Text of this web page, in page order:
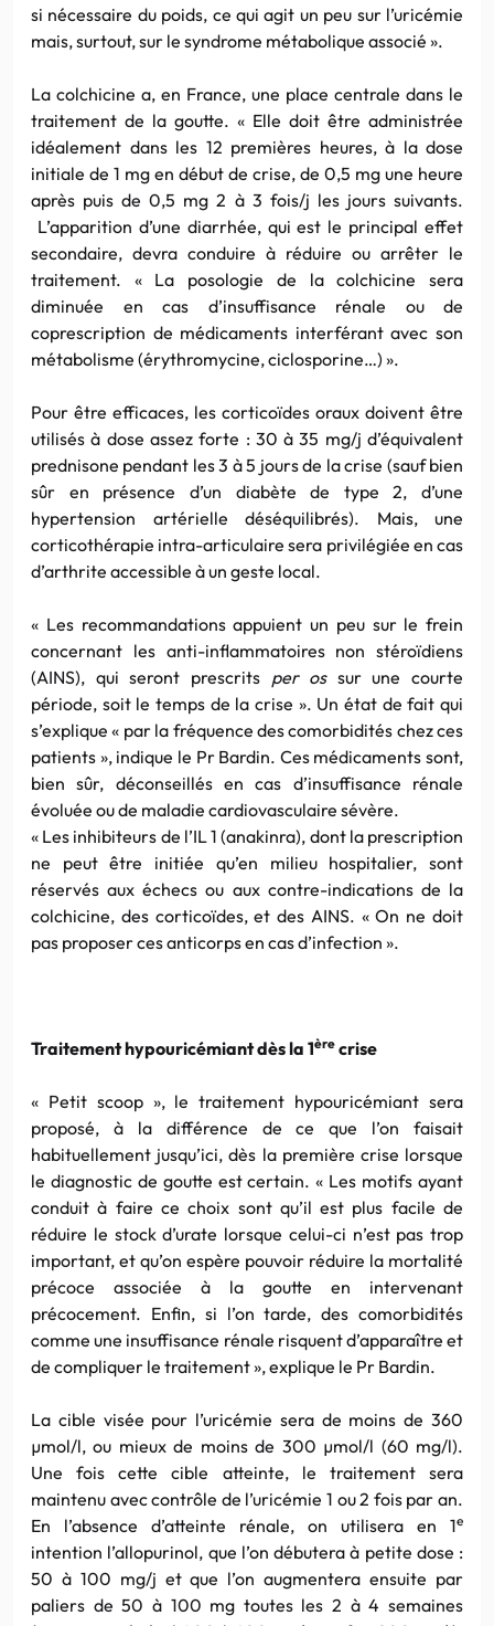
si nécessaire du poids, ce qui agit un peu sur l’uricémie
mais, surtout, sur le syndrome métabolique associé ».
La colchicine a, en France, une place centrale dans le
traitement de la goutte. « Elle doit être administrée
idéalement dans les 12 premières heures, à la dose
initiale de 1 mg en début de crise, de 0,5 mg une heure
après puis de 0,5 mg 2 à 3 fois/j les jours suivants.
L’apparition d’une diarrhée, qui est le principal effet
secondaire, devra conduire à réduire ou arrêter le
traitement. « La posologie de la colchicine sera
diminuée en cas d’insuffisance rénale ou de
coprescription de médicaments interférant avec son
métabolisme (érythromycine, ciclosporine…) ».
Pour être efficaces, les corticoïdes oraux doivent être
utilisés à dose assez forte : 30 à 35 mg/j d’équivalent
prednisone pendant les 3 à 5 jours de la crise (sauf bien
sûr en présence d’un diabète de type 2, d’une
hypertension artérielle déséquilibrés). Mais, une
corticothérapie intra-articulaire sera privilégiée en cas
d’arthrite accessible à un geste local.
« Les recommandations appuient un peu sur le frein
concernant les anti-inflammatoires non stéroïdiens
(AINS), qui seront prescrits per ossur une courte
période, soit le temps de la crise ». Un état de fait qui
s’explique « par la fréquence des comorbidités chez ces
patients », indique le Pr Bardin. Ces médicaments sont,
bien sûr, déconseillés en cas d’insuffisance rénale
évoluée ou de maladie cardiovasculaire sévère.
« Les inhibiteurs de l’IL 1 (anakinra), dont la prescription
ne peut être initiée qu’en milieu hospitalier, sont
réservés aux échecs ou aux contre-indications de la
colchicine, des corticoïdes, et des AINS. « On ne doit
pas proposer ces anticorps en cas d’infection ».
Traitement hypouricémiant dès la 1ère crise
« Petit scoop », le traitement hypouricémiant sera
proposé, à la différence de ce que l’on faisait
habituellement jusqu’ici, dès la première crise lorsque
le diagnostic de goutte est certain. « Les motifs ayant
conduit à faire ce choix sont qu’il est plus facile de
réduire le stock d’urate lorsque celui-ci n’est pas trop
important, et qu’on espère pouvoir réduire la mortalité
précoce associée à la goutte en intervenant
précocement. Enfin, si l’on tarde, des comorbidités
comme une insuffisance rénale risquent d’apparaître et
de compliquer le traitement », explique le Pr Bardin.
La cible visée pour l’uricémie sera de moins de 360
µmol/l, ou mieux de moins de 300 µmol/l (60 mg/l).
Une fois cette cible atteinte, le traitement sera
maintenu avec contrôle de l’uricémie 1 ou 2 fois par an.
En l’absence d’atteinte rénale, on utilisera en 1e
intention l’allopurinol, que l’on débutera à petite dose :
50 à 100 mg/j et que l’on augmentera ensuite par
paliers de 50 à 100 mg toutes les 2 à 4 semaines